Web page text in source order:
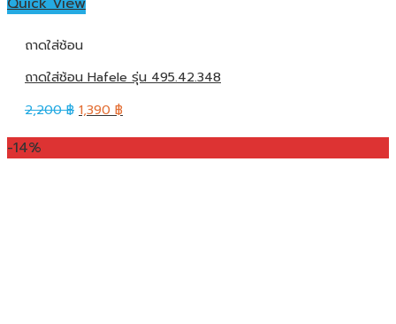
ถาดใส่ช้อน
ถาดใส่ช้อน Hafele รุ่น 495.42.348
2,200฿ 1,390 ฿
-14%